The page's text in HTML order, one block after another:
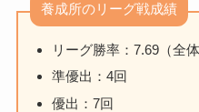
養成所のリーグ戦成績
リーグ勝率：7.69（全体
準優出：4回
優出：7回